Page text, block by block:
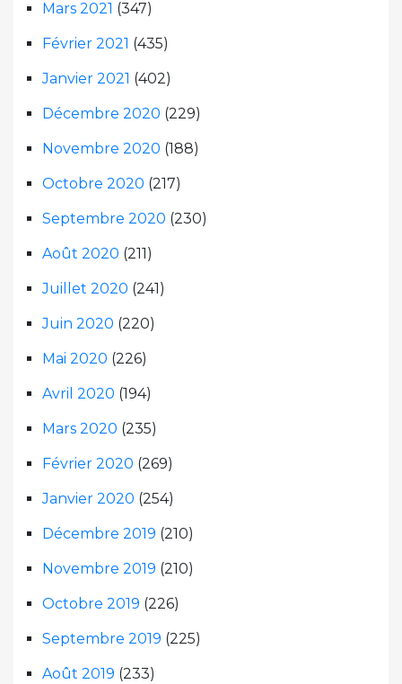
Mars 2021 (347)
Février 2021 (435)
Janvier 2021 (402)
Décembre 2020 (229)
Novembre 2020 (188)
Octobre 2020 (217)
Septembre 2020 (230)
Août 2020 (211)
Juillet 2020 (241)
Juin 2020 (220)
Mai 2020 (226)
Avril 2020 (194)
Mars 2020 (235)
Février 2020 (269)
Janvier 2020 (254)
Décembre 2019 (210)
Novembre 2019 (210)
Octobre 2019 (226)
Septembre 2019 (225)
Août 2019 (233)